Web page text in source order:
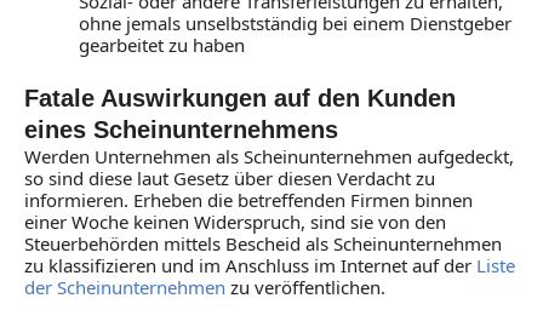
ohne jemals unselbstständig bei einem Dienstgeber
gearbeitet zu haben
Fatale Auswirkungen auf den Kunden
eines Scheinunternehmens
Werden Unternehmen als Scheinunternehmen aufgedeckt,
so sind diese laut Gesetz über diesen Verdacht zu
informieren. Erheben die betreffenden Firmen binnen
einer Woche keinen Widerspruch, sind sie von den
Steuerbehörden mittels Bescheid als Scheinunternehmen
zu klassifizieren und im Anschluss im Internet auf der Liste
der Scheinunternehmen zu veröffentlichen.